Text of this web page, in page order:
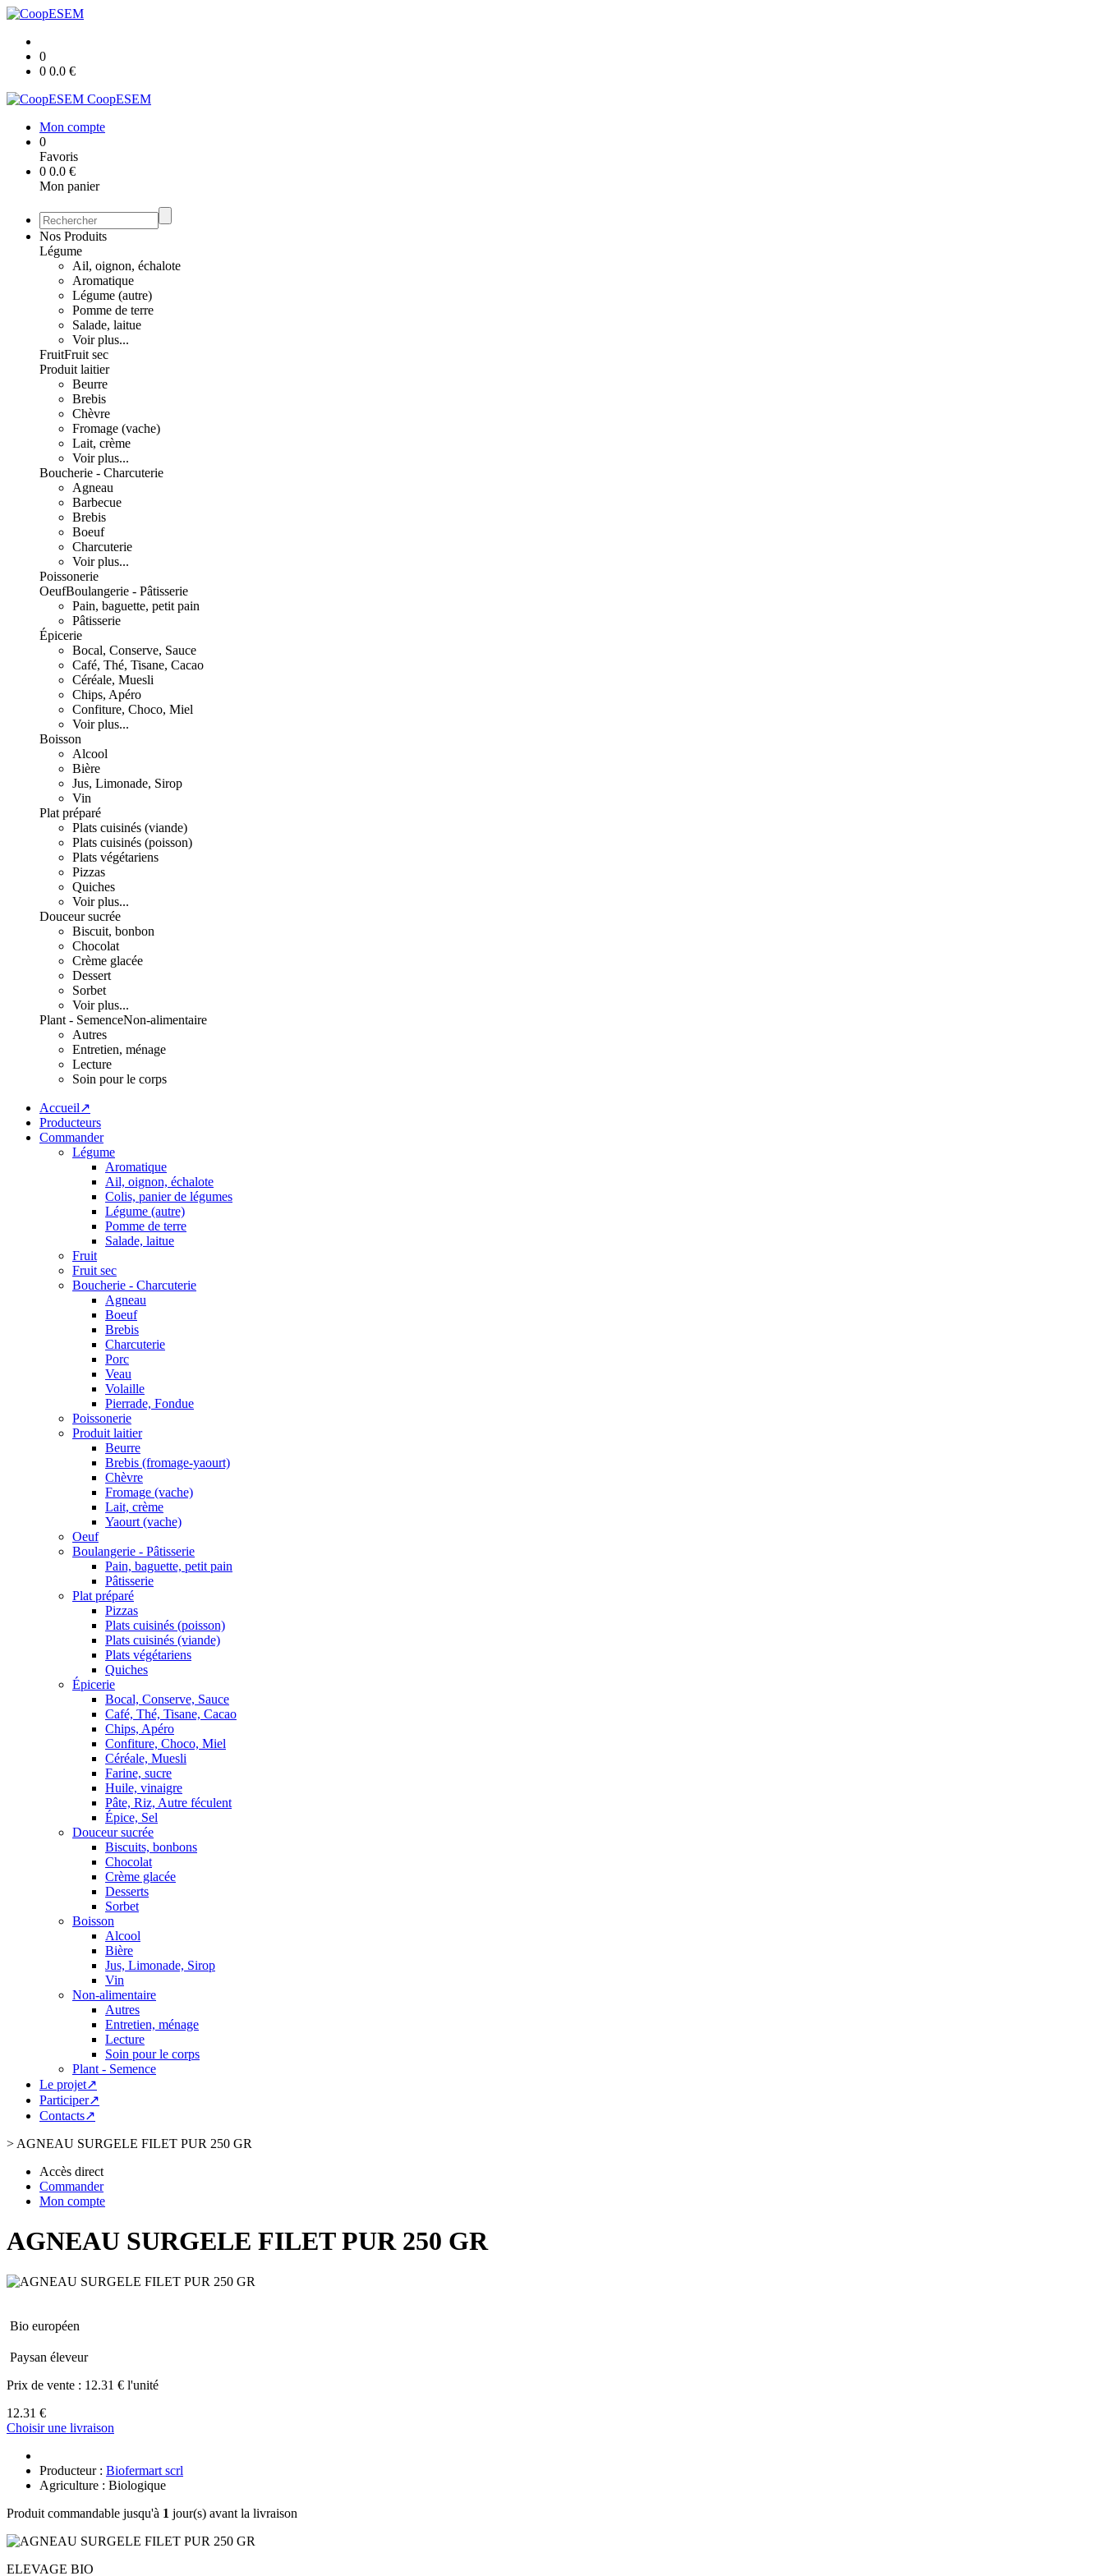
0
0 0.0 €
CoopESEM
Mon compte
0
Favoris
0 0.0 €
Mon panier
Nos Produits
Légume
Ail, oignon, échalote
Aromatique
Légume (autre)
Pomme de terre
Salade, laitue
Voir plus...
FruitFruit sec
Produit laitier
Beurre
Brebis
Chèvre
Fromage (vache)
Lait, crème
Voir plus...
Boucherie - Charcuterie
Agneau
Barbecue
Brebis
Boeuf
Charcuterie
Voir plus...
Poissonerie
OeufBoulangerie - Pâtisserie
Pain, baguette, petit pain
Pâtisserie
Épicerie
Bocal, Conserve, Sauce
Café, Thé, Tisane, Cacao
Céréale, Muesli
Chips, Apéro
Confiture, Choco, Miel
Voir plus...
Boisson
Alcool
Bière
Jus, Limonade, Sirop
Vin
Plat préparé
Plats cuisinés (viande)
Plats cuisinés (poisson)
Plats végétariens
Pizzas
Quiches
Voir plus...
Douceur sucrée
Biscuit, bonbon
Chocolat
Crème glacée
Dessert
Sorbet
Voir plus...
Plant - SemenceNon-alimentaire
Autres
Entretien, ménage
Lecture
Soin pour le corps
Accueil↗
Producteurs
Commander
Légume
Aromatique
Ail, oignon, échalote
Colis, panier de légumes
Légume (autre)
Pomme de terre
Salade, laitue
Fruit
Fruit sec
Boucherie - Charcuterie
Agneau
Boeuf
Brebis
Charcuterie
Porc
Veau
Volaille
Pierrade, Fondue
Poissonerie
Produit laitier
Beurre
Brebis (fromage-yaourt)
Chèvre
Fromage (vache)
Lait, crème
Yaourt (vache)
Oeuf
Boulangerie - Pâtisserie
Pain, baguette, petit pain
Pâtisserie
Plat préparé
Pizzas
Plats cuisinés (poisson)
Plats cuisinés (viande)
Plats végétariens
Quiches
Épicerie
Bocal, Conserve, Sauce
Café, Thé, Tisane, Cacao
Chips, Apéro
Confiture, Choco, Miel
Céréale, Muesli
Farine, sucre
Huile, vinaigre
Pâte, Riz, Autre féculent
Épice, Sel
Douceur sucrée
Biscuits, bonbons
Chocolat
Crème glacée
Desserts
Sorbet
Boisson
Alcool
Bière
Jus, Limonade, Sirop
Vin
Non-alimentaire
Autres
Entretien, ménage
Lecture
Soin pour le corps
Plant - Semence
Le projet↗
Participer↗
Contacts↗
> AGNEAU SURGELE FILET PUR 250 GR
Accès direct
Commander
Mon compte
AGNEAU SURGELE FILET PUR 250 GR
Bio européen
Paysan éleveur
Prix de vente : 12.31 € l'unité
12.31 €
Choisir une livraison
Producteur : Biofermart scrl
Agriculture : Biologique
Produit commandable jusqu'à 1 jour(s) avant la livraison
ELEVAGE BIO